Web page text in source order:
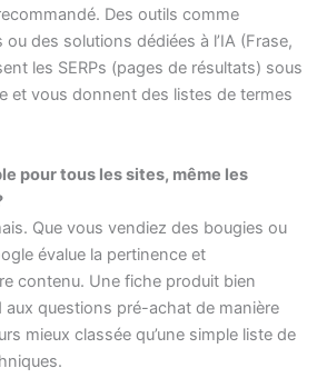
Des outils comme
des solutions dédiées à l’IA (Frase,
les SERPs (pages de résultats) sous
et vous donnent des listes de termes
pour tous les sites, même les
Que vous vendiez des bougies ou
évalue la pertinence et
contenu. Une fiche produit bien
aux questions pré-achat de manière
mieux classée qu’une simple liste de